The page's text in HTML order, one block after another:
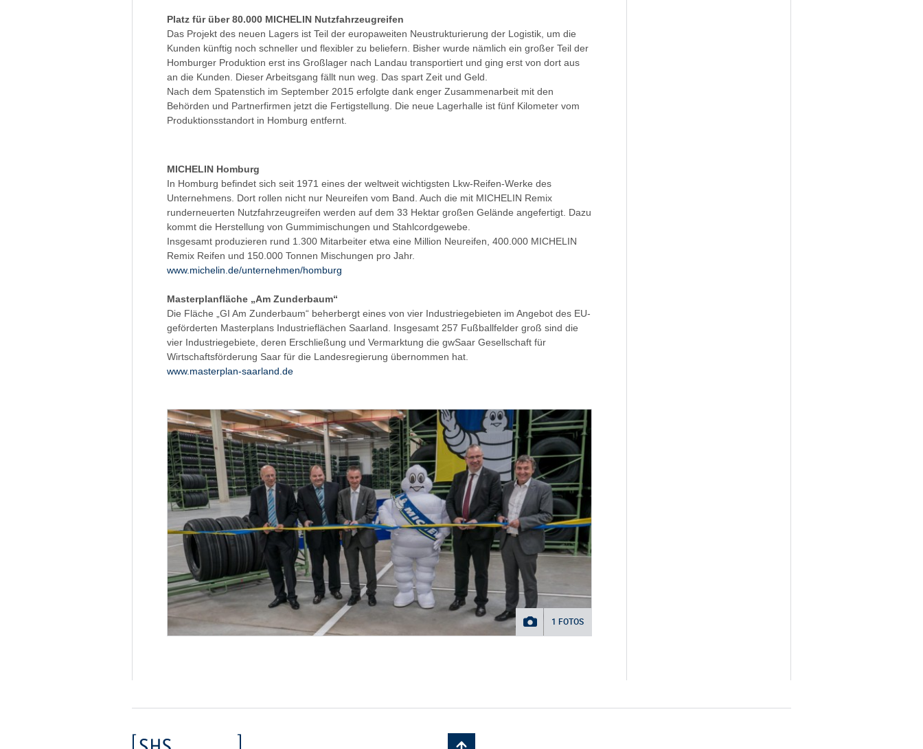
Platz für über 80.000 MICHELIN Nutzfahrzeugreifen
Das Projekt des neuen Lagers ist Teil der europaweiten Neustrukturierung der Logistik, um die
Kunden künftig noch schneller und flexibler zu beliefern. Bisher wurde nämlich ein großer Teil der
Homburger Produktion erst ins Großlager nach Landau transportiert und ging erst von dort aus
an die Kunden. Dieser Arbeitsgang fällt nun weg. Das spart Zeit und Geld.
Nach dem Spatenstich im September 2015 erfolgte dank enger Zusammenarbeit mit den
Behörden und Partnerfirmen jetzt die Fertigstellung. Die neue Lagerhalle ist fünf Kilometer vom
Produktionsstandort in Homburg entfernt.
MICHELIN Homburg
In Homburg befindet sich seit 1971 eines der weltweit wichtigsten Lkw-Reifen-Werke des
Unternehmens. Dort rollen nicht nur Neureifen vom Band. Auch die mit MICHELIN Remix
runderneuerten Nutzfahrzeugreifen werden auf dem 33 Hektar großen Gelände angefertigt. Dazu
kommt die Herstellung von Gummimischungen und Stahlcordgewebe.
Insgesamt produzieren rund 1.300 Mitarbeiter etwa eine Million Neureifen, 400.000 MICHELIN
Remix Reifen und 150.000 Tonnen Mischungen pro Jahr.
www.michelin.de/unternehmen/homburg
Masterplanfläche „Am Zunderbaum“
Die Fläche „GI Am Zunderbaum“ beherbergt eines von vier Industriegebieten im Angebot des EU-
geförderten Masterplans Industrieflächen Saarland. Insgesamt 257 Fußballfelder groß sind die
vier Industriegebiete, deren Erschließung und Vermarktung die gwSaar Gesellschaft für
Wirtschaftsförderung Saar für die Landesregierung übernommen hat.
www.masterplan-saarland.de
1 FOTOS